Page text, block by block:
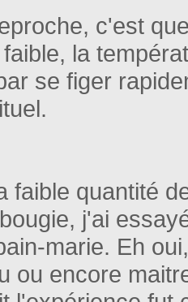
c'est
la
se figer
faible quantité
j'ai
marie. Eh
ou encore